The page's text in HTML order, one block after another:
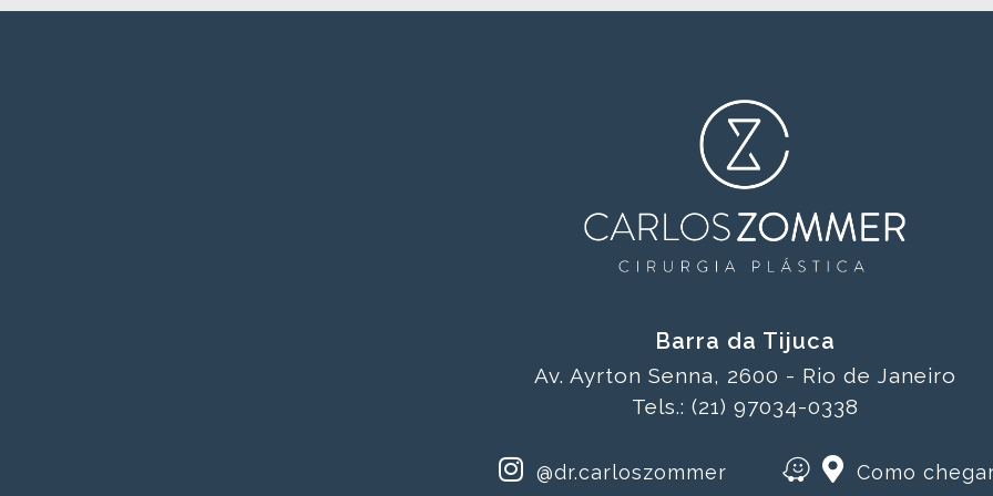
Barra da Tijuca
Av. Ayrton Senna, 2600 - Rio de Janeiro
Tels.: (21) 97034-0338
@dr.carloszommer Como